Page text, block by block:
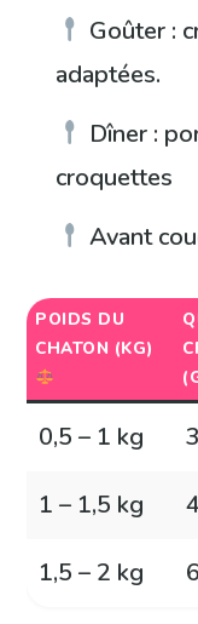
Goûter :
adaptées.
Dîner :
croquettes
Avant
POIDS DU
CHATON (KG)
0,5 – 1 kg
1 – 1,5 kg
1,5 – 2 kg